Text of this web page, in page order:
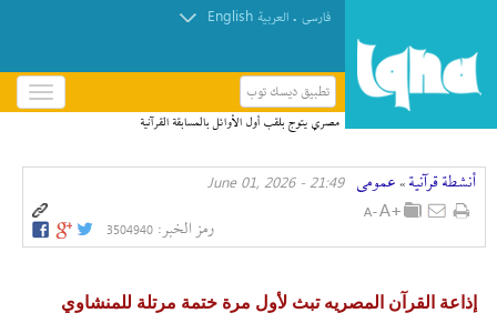
فارسی . العربیة English
تطبيق ديسك توب
باز
و
کردن
مصري يتوج بلقب أول الأوائل بالمسابقة القرآنية
أنشطة قرآنیة » عمومی 21:49 - June 01, 2026
رمز الخبر: 3504940
إذاعة القرآن المصریه تبث لأول مرة ختمة مرتلة للمنشاوي